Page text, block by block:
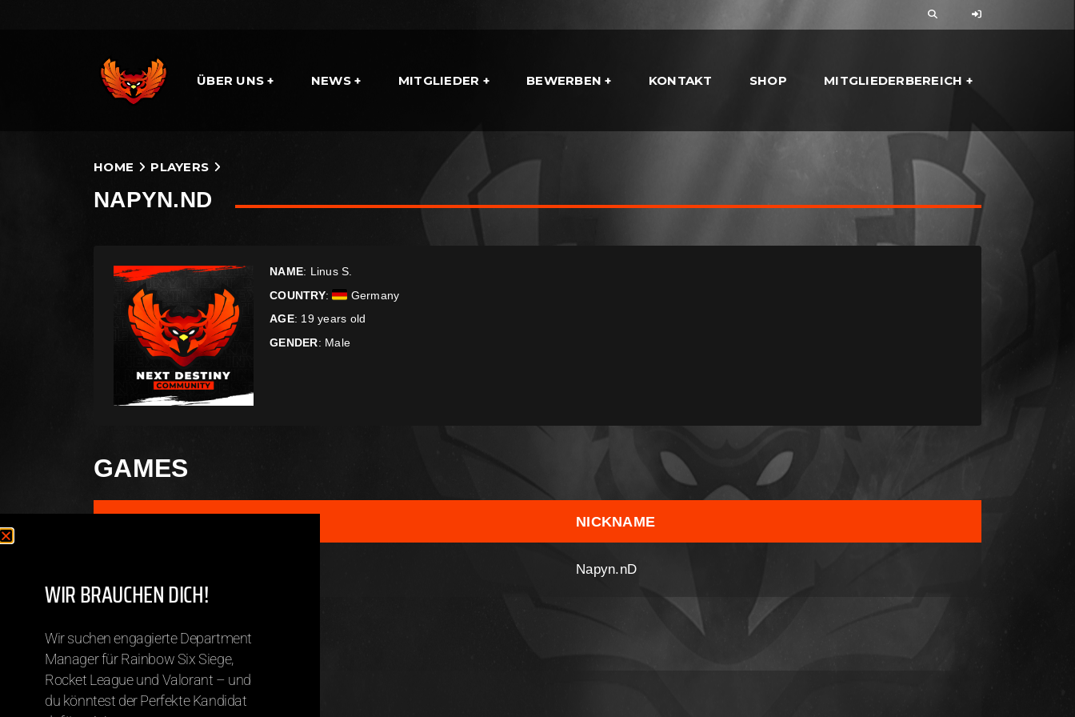
ÜBER UNS NEWS MITGLIEDER BEWERBEN KONTAKT SHOP MITGLIEDERBEREICH
HOME PLAYERS
NAPYN.ND
NAME: Linus S.
COUNTRY:
Germany
AGE: 19 years old
GENDER: Male
GAMES
NICKNAME
Napyn.nD
TEAMS
Napyn.nD
WIR BRAUCHEN DICH!
Wir suchen engagierte Department
Manager für Rainbow Six Siege,
Rocket League und Valorant – und
du könntest der Perfekte Kandidat